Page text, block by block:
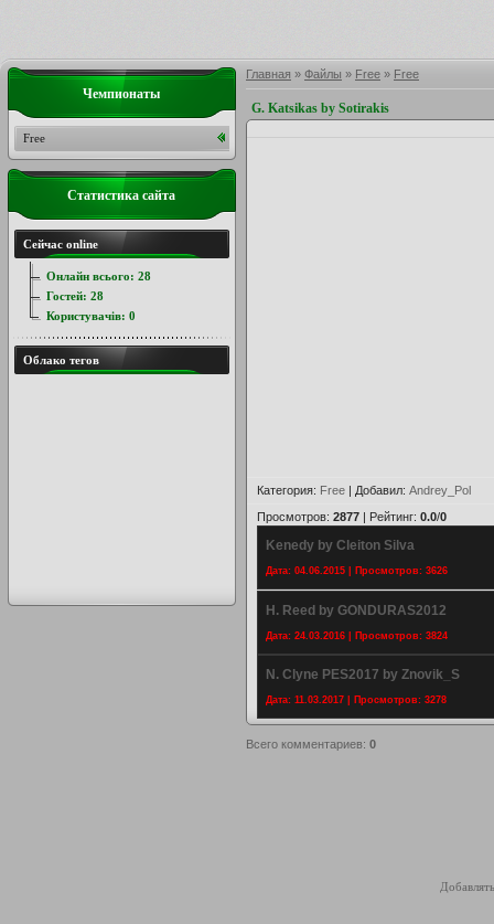
Главная » Файлы » Free » Free
G. Katsikas by Sotirakis
Категория: Free | Добавил: Andrey_Pol
Просмотров: 2877 | Рейтинг: 0.0/0
Kenedy by Cleiton Silva
Дата: 04.06.2015 | Просмотров: 3626
H. Reed by GONDURAS2012
Дата: 24.03.2016 | Просмотров: 3824
N. Clyne PES2017 by Znovik_S
Дата: 11.03.2017 | Просмотров: 3278
Всего комментариев: 0
Чемпионаты
Free
Статистика сайта
Сейчас online
Онлайн всього: 28
Гостей: 28
Користувачів: 0
Облако тегов